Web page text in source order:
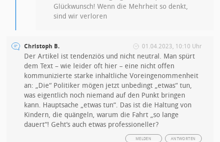
Glückwunsch! Wenn die Mehrheit so denkt,
sind wir verloren
Christoph B. 01.04.2023, 10:10 Uhr
Der Artikel ist tendenziös und nicht neutral. Man spürt
dem Text – wie leider oft hier – eine nicht offen
kommunizierte starke inhaltliche Voreingenommenheit
an: „Die“ Politiker mögen jetzt unbedingt „etwas“ tun,
was eigentlich noch niemand auf den Punkt bringen
kann. Hauptsache „etwas tun“. Das ist die Haltung von
Kindern, die quängeln, warum die Fahrt „so lange
dauert“! Geht‘s auch etwas professioneller?
ANTWORTEN
MELDEN